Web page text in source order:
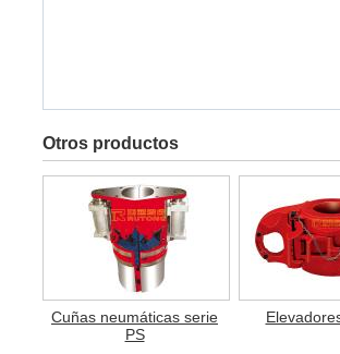
Otros productos
Cuñas neumáticas serie
PS